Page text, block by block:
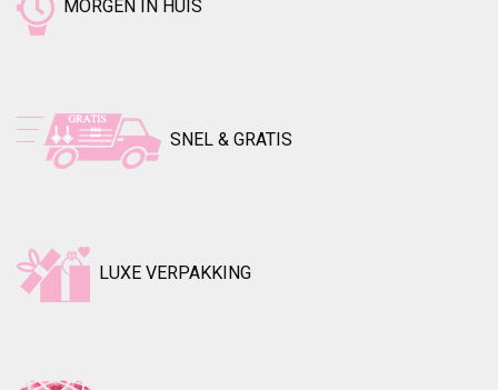
MORGEN IN HUIS
SNEL & GRATIS
LUXE VERPAKKING